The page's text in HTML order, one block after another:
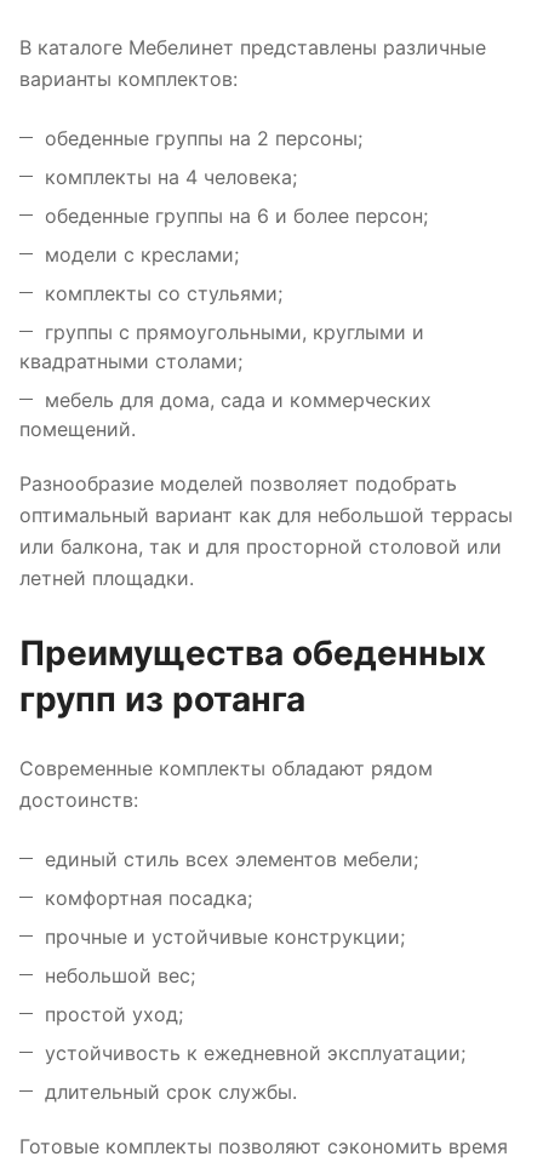
В каталоге Мебелинет представлены различные
варианты комплектов:
обеденные группы на 2 персоны;
комплекты на 4 человека;
обеденные группы на 6 и более персон;
модели с креслами;
комплекты со стульями;
группы с прямоугольными, круглыми и
квадратными столами;
мебель для дома, сада и коммерческих
помещений.
Разнообразие моделей позволяет подобрать
оптимальный вариант как для небольшой террасы
или балкона, так и для просторной столовой или
летней площадки.
Преимущества обеденных
групп из ротанга
Современные комплекты обладают рядом
достоинств:
единый стиль всех элементов мебели;
комфортная посадка;
прочные и устойчивые конструкции;
небольшой вес;
простой уход;
устойчивость к ежедневной эксплуатации;
длительный срок службы.
Готовые комплекты позволяют сэкономить время